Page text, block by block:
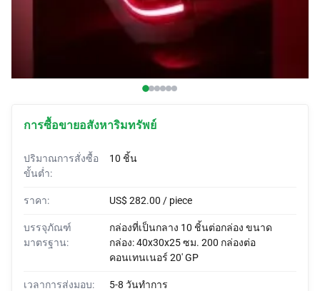
แตรสั่งทำพิเศษ
การซื้อขายอสังหาริมทรัพย์
ปริมาณการสั่งซื้อ
ขั้นต่ำ:
10 ชิ้น
ราคา: US$ 282.00 / piece
บรรจุภัณฑ์
มาตรฐาน:
กล่องที่เป็นกลาง 10 ชิ้นต่อกล่อง ขนาด
กล่อง: 40x30x25 ซม. 200 กล่องต่อ
คอนเทนเนอร์ 20' GP
เวลาการส่งมอบ: 5-8 วันทำการ